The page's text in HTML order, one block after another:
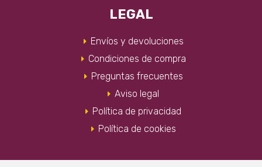
LEGAL
Envíos y devoluciones
Condiciones de compra
Preguntas frecuentes
Aviso legal
Política de privacidad
Política de cookies